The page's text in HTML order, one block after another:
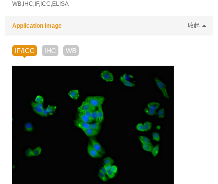
WB,IHC,IF,ICC,ELISA
Application Image 收起
IF/ICC IHC WB